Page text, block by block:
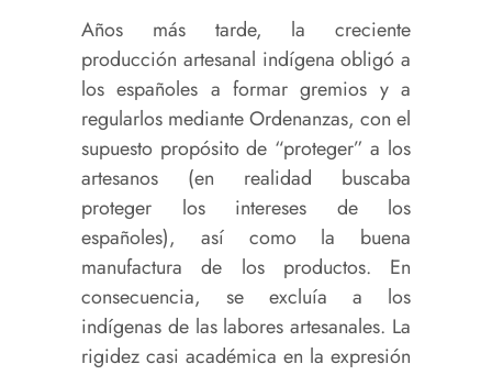
Años más tarde, la creciente
producción artesanal indígena obligó a
los españoles a formar gremios y a
regularlos mediante Ordenanzas, con el
supuesto propósito de “proteger” a los
artesanos (en realidad buscaba
proteger los intereses de los
españoles), así como la buena
manufactura de los productos. En
consecuencia, se excluía a los
indígenas de las labores artesanales. La
rigidez casi académica en la expresión